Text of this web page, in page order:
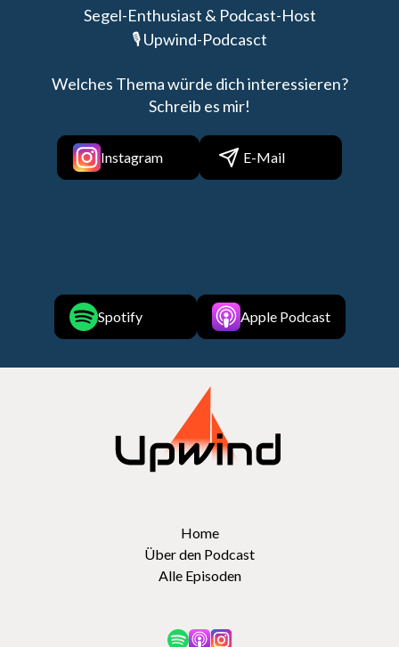
Segel-Enthusiast & Podcast-Host
🎙️ Upwind-Podcasct
Welches Thema würde dich interessieren?
Schreib es mir!
Instagram E-Mail
Spotify Apple Podcast
Home
Über den Podcast
Alle Episoden